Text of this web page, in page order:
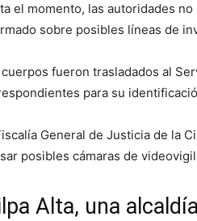
el momento, las autoridades
sobre posibles líneas de
cuerpos fueron trasladados al
para su
General de Justicia de la
posibles cámaras de
Alta, una